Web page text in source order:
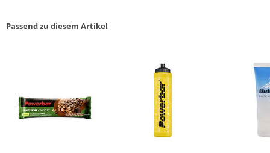
Passend zu diesem Artikel